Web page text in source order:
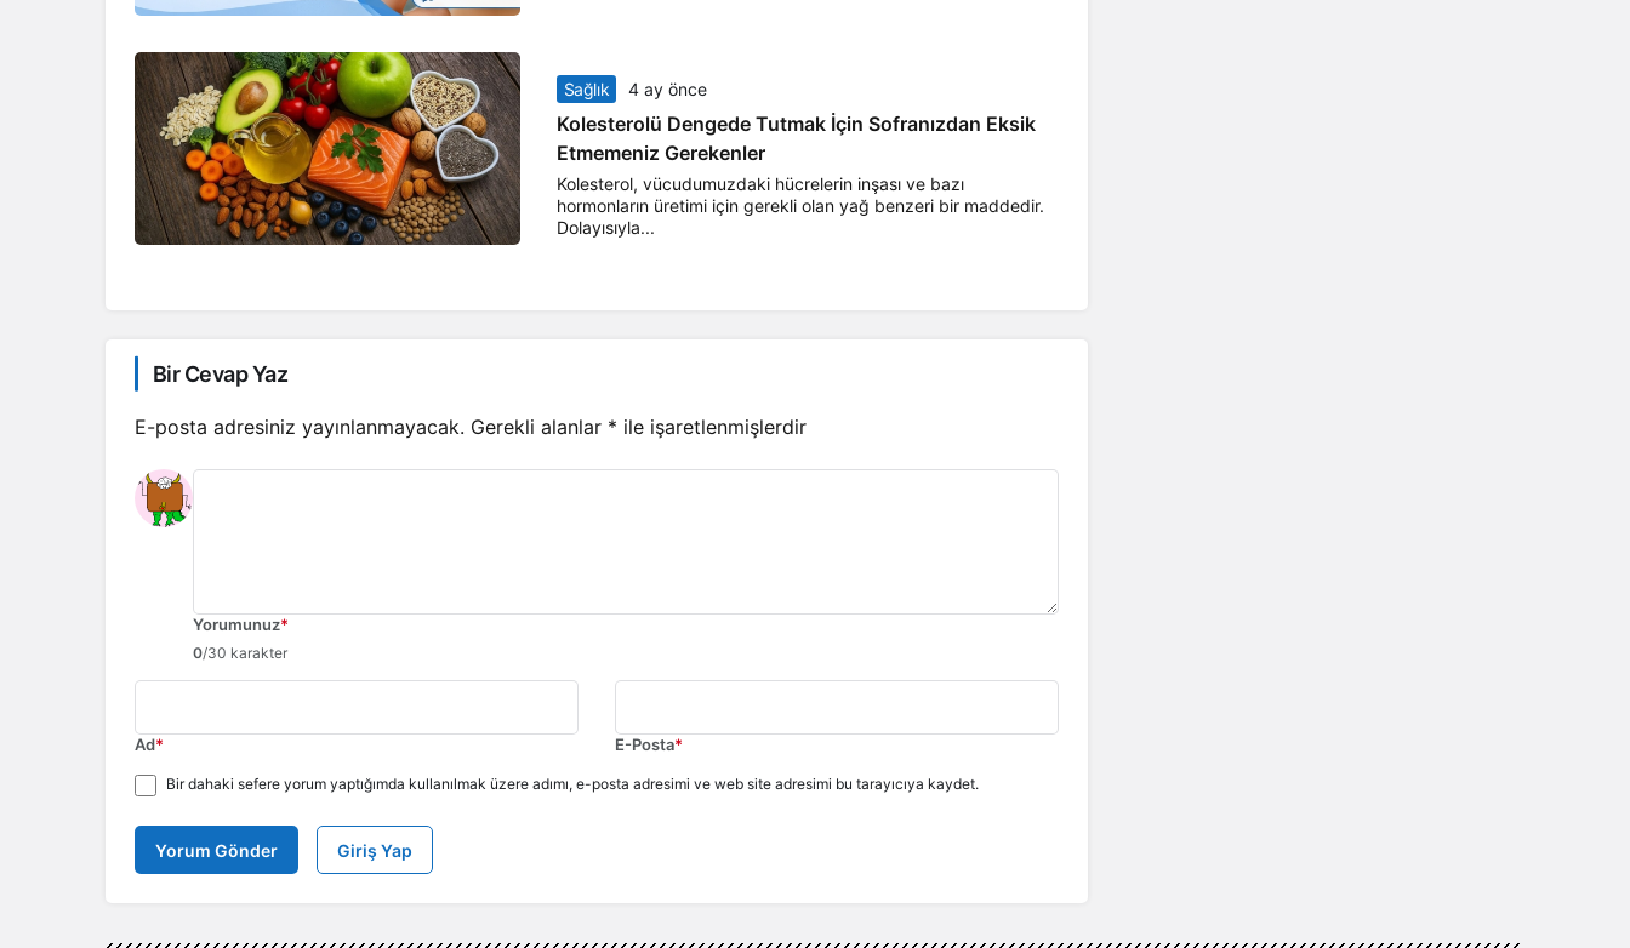
Sağlık 4 ay önce
Kolesterolü Dengede Tutmak İçin Sofranızdan Eksik
Etmemeniz Gerekenler
Kolesterol, vücudumuzdaki hücrelerin inşası ve bazı
hormonların üretimi için gerekli olan yağ benzeri bir maddedir.
Dolayısıyla...
Bir Cevap Yaz
E-posta adresiniz yayınlanmayacak. Gerekli alanlar * ile işaretlenmişlerdir
Yorumunuz*
0/30 karakter
Ad* E-Posta*
Bir dahaki sefere yorum yaptığımda kullanılmak üzere adımı, e-posta adresimi ve web site adresimi bu tarayıcıya kaydet.
Yorum Gönder Giriş Yap